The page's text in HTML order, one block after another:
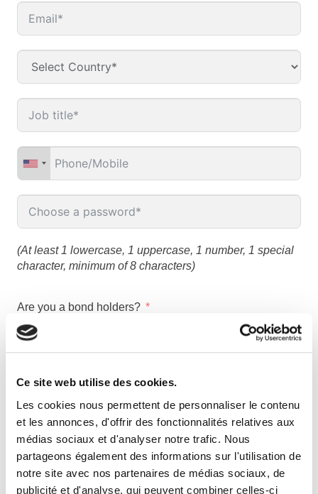
Ce site web utilise des cookies.
Les cookies nous permettent de personnaliser le contenu
et les annonces, d'offrir des fonctionnalités relatives aux
médias sociaux et d'analyser notre trafic. Nous
partageons également des informations sur l'utilisation de
notre site avec nos partenaires de médias sociaux, de
publicité et d'analyse, qui peuvent combiner celles-ci
(At least 1 lowercase, 1 uppercase, 1 number, 1 special
character, minimum of 8 characters)
Are you a bond holders?
Yes
We collect your personal data as part of this form in
order to evaluate and validate, or not, your
registration. Your consent is required for this
collection, and you may withdraw it at any time. For
further information, please consult our
Personal data
protection policy